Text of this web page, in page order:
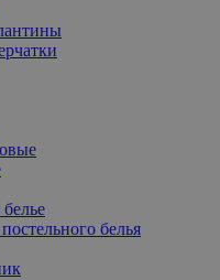
белья